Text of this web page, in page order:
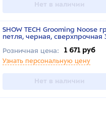
Нет в наличии
SHOW TECH Grooming Noose
петля, черная,
Розничная цена:
1 671 руб
Узнать персональную цену
Нет в наличии